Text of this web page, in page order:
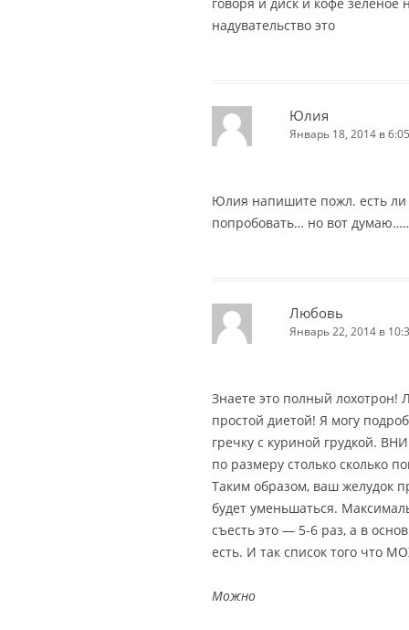
надувательство это
Юлия
Январь 18, 2014 в
Юлия напишите пожл. есть ли
попробовать… но вот
Любовь
Январь 22, 2014 в
Знаете это полный лохотрон!
простой диетой! Я могу
гречку с куриной грудкой.
по размеру столько сколько
Таким образом, ваш желудок
будет уменьшаться.
съесть это — 5-6 раз, а в
есть. И так список того что
Можно